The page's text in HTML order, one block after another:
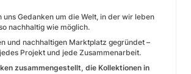
Gedanken um die Welt, in der wir leben
nachhaltig wie möglich.
und nachhaltigen Marktplatz gegründet –
Projekt und jede Zusammenarbeit.
zusammengestellt, die Kollektionen in